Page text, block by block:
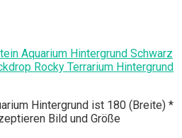
Aquarium Hintergrund Schwarz
Rocky Terrarium Hintergrund
Hintergrund ist 180 (Breite) *
Bild und Größe